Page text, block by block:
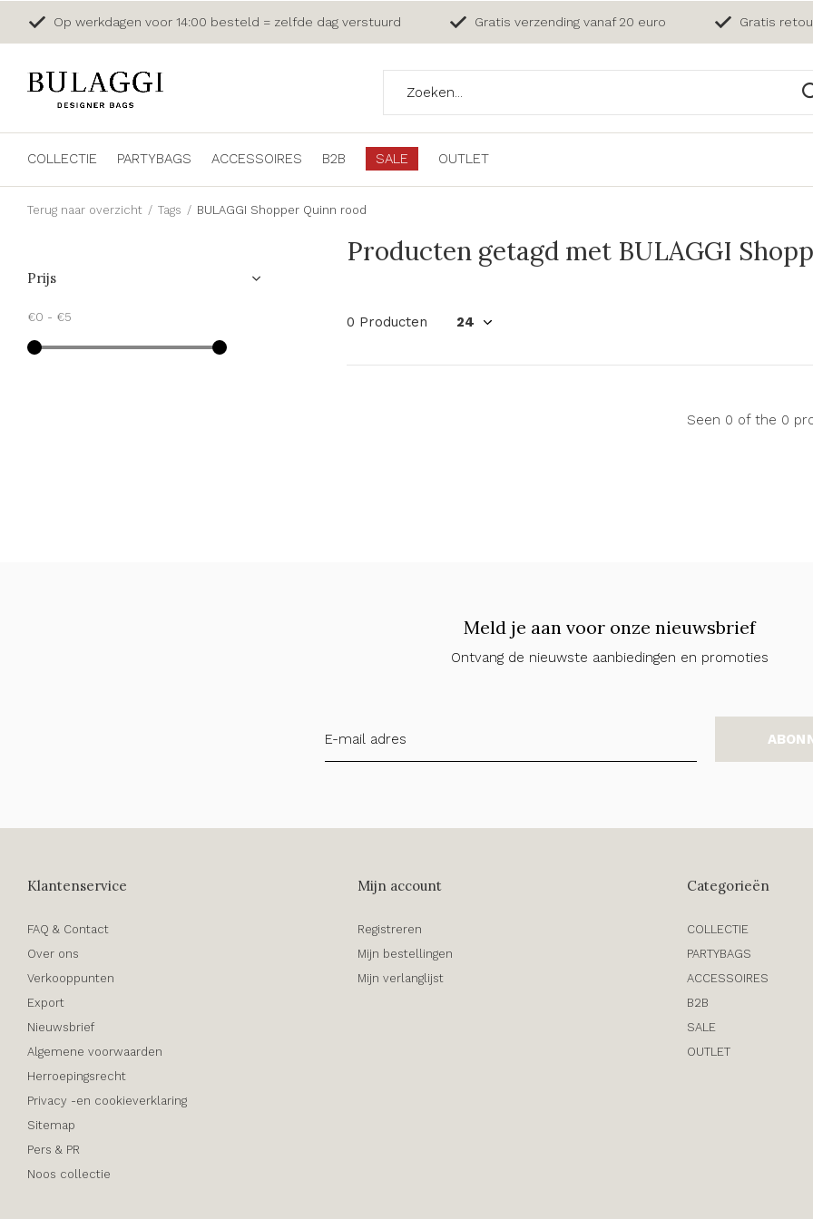
COLLECTIE PARTYBAGS ACCESSOIRES B2B SALE OUTLET
Op werkdagen voor 14:00 besteld = zelfde dag verstuurd Gratis verzending vanaf 20 euro Gratis
Terug naar overzicht Tags BULAGGI Shopper Quinn rood
Producten getagd met BULAGGI
0 Producten
Seen 0 of the 0
Prijs
€0 - €5
Meld je aan voor onze nieuwsbrief
Ontvang de nieuwste aanbiedingen en promoties
Klantenservice
FAQ & Contact
Over ons
Verkooppunten
Export
Nieuwsbrief
Algemene voorwaarden
Herroepingsrecht
Privacy -en cookieverklaring
Sitemap
Pers & PR
Noos collectie
Mijn account
Registreren
Mijn bestellingen
Mijn verlanglijst
Categorieën
COLLECTIE
PARTYBAGS
ACCESSOIRES
B2B
SALE
OUTLET